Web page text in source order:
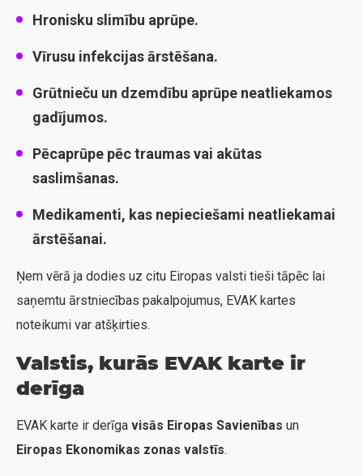
Hronisku slimību aprūpe.
Vīrusu infekcijas ārstēšana.
Grūtnieču un dzemdību aprūpe neatliekamos
gadījumos.
Pēcaprūpe pēc traumas vai akūtas
saslimšanas.
Medikamenti, kas nepieciešami neatliekamai
ārstēšanai.
Ņem vērā ja dodies uz citu Eiropas valsti tieši tāpēc lai
saņemtu ārstniecības pakalpojumus, EVAK kartes
noteikumi var atšķirties.
Valstis, kurās EVAK karte ir
derīga
EVAK karte ir derīga visās Eiropas Savienības un
Eiropas Ekonomikas zonas valstīs.